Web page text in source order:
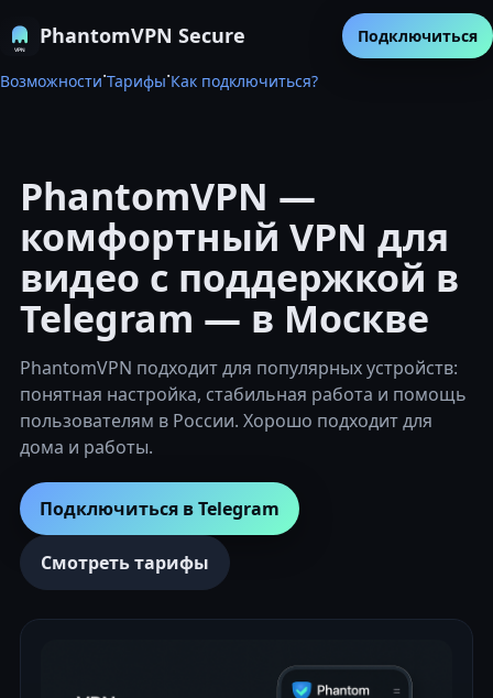
PhantomVPN Secure
Возможности·Тарифы·Как подключиться?
Подключиться
PhantomVPN —
комфортный VPN для
видео с поддержкой в
Telegram — в Москве
PhantomVPN подходит для популярных устройств:
понятная настройка, стабильная работа и помощь
пользователям в России. Хорошо подходит для
дома и работы.
Подключиться в Telegram
Смотреть тарифы